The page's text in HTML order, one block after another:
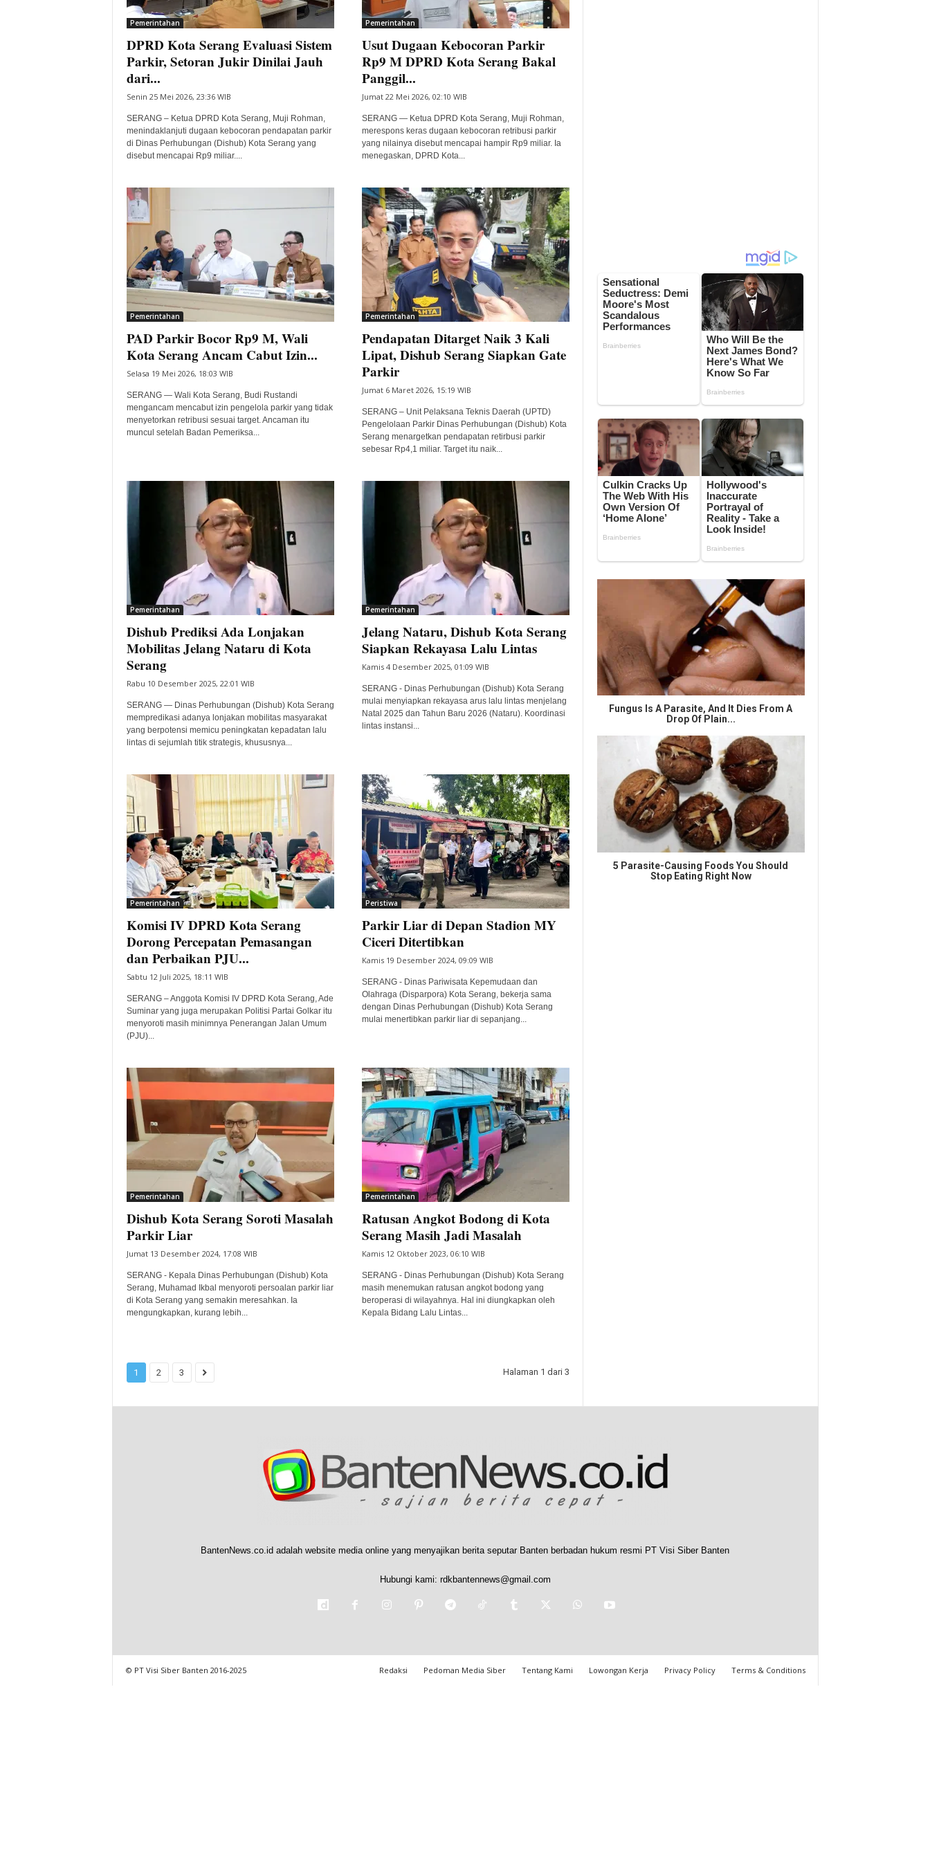
Pemerintahan
DPRD Kota Serang Evaluasi Sistem
Parkir, Setoran Jukir Dinilai Jauh
dari...
Senin 25 Mei 2026, 23:36 WIB
SERANG – Ketua DPRD Kota Serang, Muji Rohman,
menindaklanjuti dugaan kebocoran pendapatan parkir
di Dinas Perhubungan (Dishub) Kota Serang yang
disebut mencapai Rp9 miliar....
Pemerintahan
Usut Dugaan Kebocoran Parkir
Rp9 M DPRD Kota Serang Bakal
Panggil...
Jumat 22 Mei 2026, 02:10 WIB
SERANG — Ketua DPRD Kota Serang, Muji Rohman,
merespons keras dugaan kebocoran retribusi parkir
yang nilainya disebut mencapai hampir Rp9 miliar. Ia
menegaskan, DPRD Kota...
Pemerintahan
PAD Parkir Bocor Rp9 M, Wali
Kota Serang Ancam Cabut Izin...
Selasa 19 Mei 2026, 18:03 WIB
SERANG — Wali Kota Serang, Budi Rustandi
mengancam mencabut izin pengelola parkir yang tidak
menyetorkan retribusi sesuai target. Ancaman itu
muncul setelah Badan Pemeriksa...
Pemerintahan
Pendapatan Ditarget Naik 3 Kali
Lipat, Dishub Serang Siapkan Gate
Parkir
Jumat 6 Maret 2026, 15:19 WIB
SERANG – Unit Pelaksana Teknis Daerah (UPTD)
Pengelolaan Parkir Dinas Perhubungan (Dishub) Kota
Serang menargetkan pendapatan retirbusi parkir
sebesar Rp4,1 miliar. Target itu naik...
Pemerintahan
Dishub Prediksi Ada Lonjakan
Mobilitas Jelang Nataru di Kota
Serang
Rabu 10 Desember 2025, 22:01 WIB
SERANG — Dinas Perhubungan (Dishub) Kota Serang
mempredikasi adanya lonjakan mobilitas masyarakat
yang berpotensi memicu peningkatan kepadatan lalu
lintas di sejumlah titik strategis, khususnya...
Pemerintahan
Jelang Nataru, Dishub Kota Serang
Siapkan Rekayasa Lalu Lintas
Kamis 4 Desember 2025, 01:09 WIB
SERANG - Dinas Perhubungan (Dishub) Kota Serang
mulai menyiapkan rekayasa arus lalu lintas menjelang
Natal 2025 dan Tahun Baru 2026 (Nataru). Koordinasi
lintas instansi...
Pemerintahan
Komisi IV DPRD Kota Serang
Dorong Percepatan Pemasangan
dan Perbaikan PJU...
Sabtu 12 Juli 2025, 18:11 WIB
SERANG – Anggota Komisi IV DPRD Kota Serang, Ade
Suminar yang juga merupakan Politisi Partai Golkar itu
menyoroti masih minimnya Penerangan Jalan Umum
(PJU)...
Peristiwa
Parkir Liar di Depan Stadion MY
Ciceri Ditertibkan
Kamis 19 Desember 2024, 09:09 WIB
SERANG - Dinas Pariwisata Kepemudaan dan
Olahraga (Disparpora) Kota Serang, bekerja sama
dengan Dinas Perhubungan (Dishub) Kota Serang
mulai menertibkan parkir liar di sepanjang...
Pemerintahan
Dishub Kota Serang Soroti Masalah
Parkir Liar
Jumat 13 Desember 2024, 17:08 WIB
SERANG - Kepala Dinas Perhubungan (Dishub) Kota
Serang, Muhamad Ikbal menyoroti persoalan parkir liar
di Kota Serang yang semakin meresahkan. Ia
mengungkapkan, kurang lebih...
Pemerintahan
Ratusan Angkot Bodong di Kota
Serang Masih Jadi Masalah
Kamis 12 Oktober 2023, 06:10 WIB
SERANG - Dinas Perhubungan (Dishub) Kota Serang
masih menemukan ratusan angkot bodong yang
beroperasi di wilayahnya. Hal ini diungkapkan oleh
Kepala Bidang Lalu Lintas...
1 2 3 Halaman 1 dari 3
Fungus Is A Parasite, And It Dies From A
Drop Of Plain...
5 Parasite-Causing Foods You Should
Stop Eating Right Now
BantenNews.co.id adalah website media online yang menyajikan berita seputar Banten berbadan hukum resmi PT Visi Siber Banten
Hubungi kami: rdkbantennews@gmail.com
Redaksi Pedoman Media Siber Tentang Kami Lowongan Kerja Privacy Policy Terms & Conditions
© PT Visi Siber Banten 2016-2025